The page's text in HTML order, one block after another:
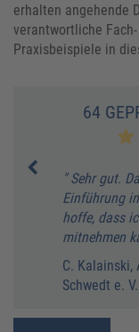
erhalten angehende
verantwortliche
Praxisbeispiele in
64
" Sehr gut.
Einführung
hoffe, dass
mitnehmen
C.
Schwedt e. V.